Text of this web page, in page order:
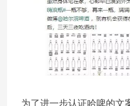
为了进一步认证哈啤的文